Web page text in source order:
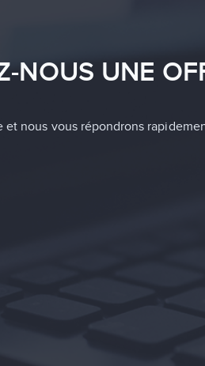
NOUS UNE
nous vous répondrons